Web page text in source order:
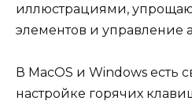
иллюстрациями,
элементов и управление
В MacOS и Windows есть
настройке горячих